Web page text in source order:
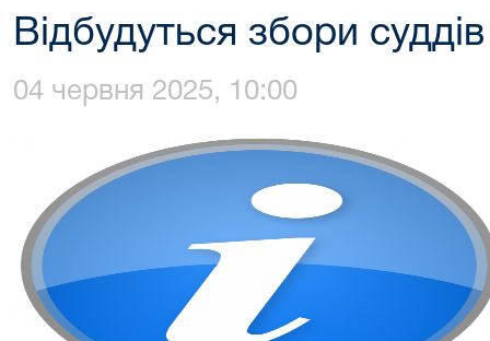
Відбудуться збори суддів
04 червня 2025, 10:00